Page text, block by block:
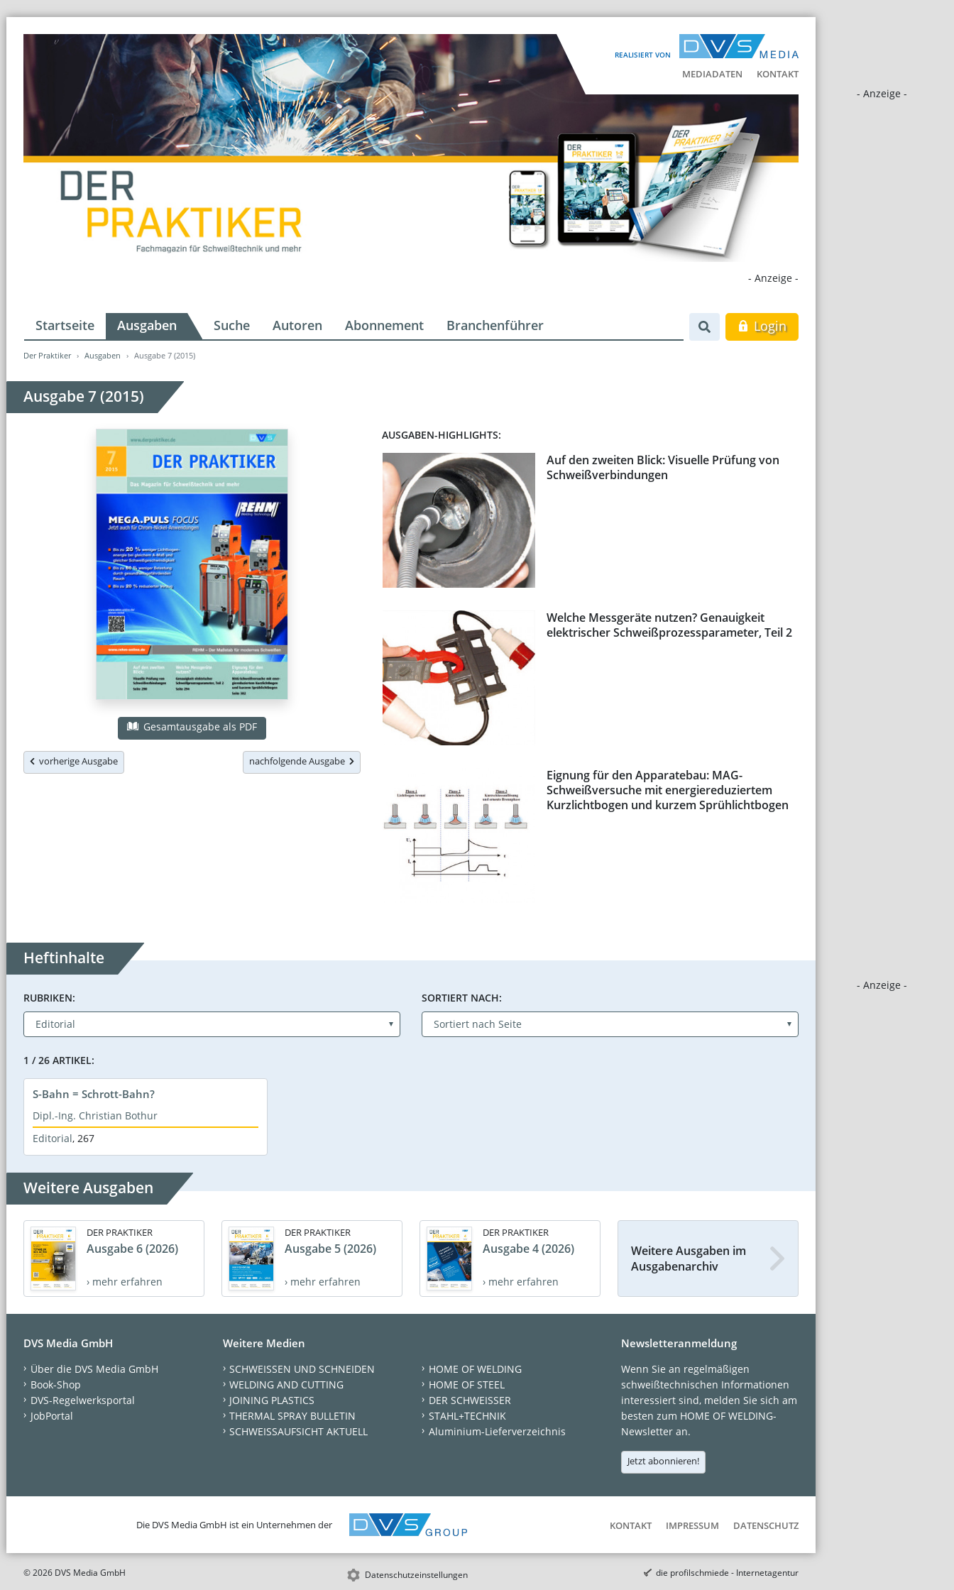
REALISIERT VON
MEDIADATEN KONTAKT
- Anzeige -
- Anzeige -
- Anzeige -
Startseite Ausgaben Suche Autoren Abonnement Branchenführer Login
Der Praktiker Ausgaben Ausgabe 7 (2015)
Ausgabe 7 (2015)
Gesamtausgabe als PDF
vorherige Ausgabe nachfolgende Ausgabe
AUSGABEN-HIGHLIGHTS:
Auf den zweiten Blick: Visuelle Prüfung von
Schweißverbindungen
Welche Messgeräte nutzen? Genauigkeit
elektrischer Schweißprozessparameter, Teil 2
Eignung für den Apparatebau: MAG-
Schweißversuche mit energiereduziertem
Kurzlichtbogen und kurzem Sprühlichtbogen
Heftinhalte
RUBRIKEN: SORTIERT NACH:
1 / 26 ARTIKEL:
S-Bahn = Schrott-Bahn?
Dipl.-Ing. Christian Bothur
Editorial, 267
Weitere Ausgaben
DER PRAKTIKER
Ausgabe 6 (2026)
› mehr erfahren
DER PRAKTIKER
Ausgabe 5 (2026)
› mehr erfahren
DER PRAKTIKER
Ausgabe 4 (2026)
› mehr erfahren
Weitere Ausgaben im
Ausgabenarchiv
DVS Media GmbH
Über die DVS Media GmbH
Book-Shop
DVS-Regelwerksportal
JobPortal
Weitere Medien
SCHWEISSEN UND SCHNEIDEN
WELDING AND CUTTING
JOINING PLASTICS
THERMAL SPRAY BULLETIN
SCHWEISSAUFSICHT AKTUELL
HOME OF WELDING
HOME OF STEEL
DER SCHWEISSER
STAHL+TECHNIK
Aluminium-Lieferverzeichnis
Newsletteranmeldung
Wenn Sie an regelmäßigen
schweißtechnischen Informationen
interessiert sind, melden Sie sich am
besten zum HOME OF WELDING-
Newsletter an.
Jetzt abonnieren!
Die DVS Media GmbH ist ein Unternehmen der KONTAKT IMPRESSUM DATENSCHUTZ
© 2026 DVS Media GmbH Datenschutzeinstellungen die profilschmiede - Internetagentur